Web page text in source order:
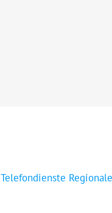
Telefondienste